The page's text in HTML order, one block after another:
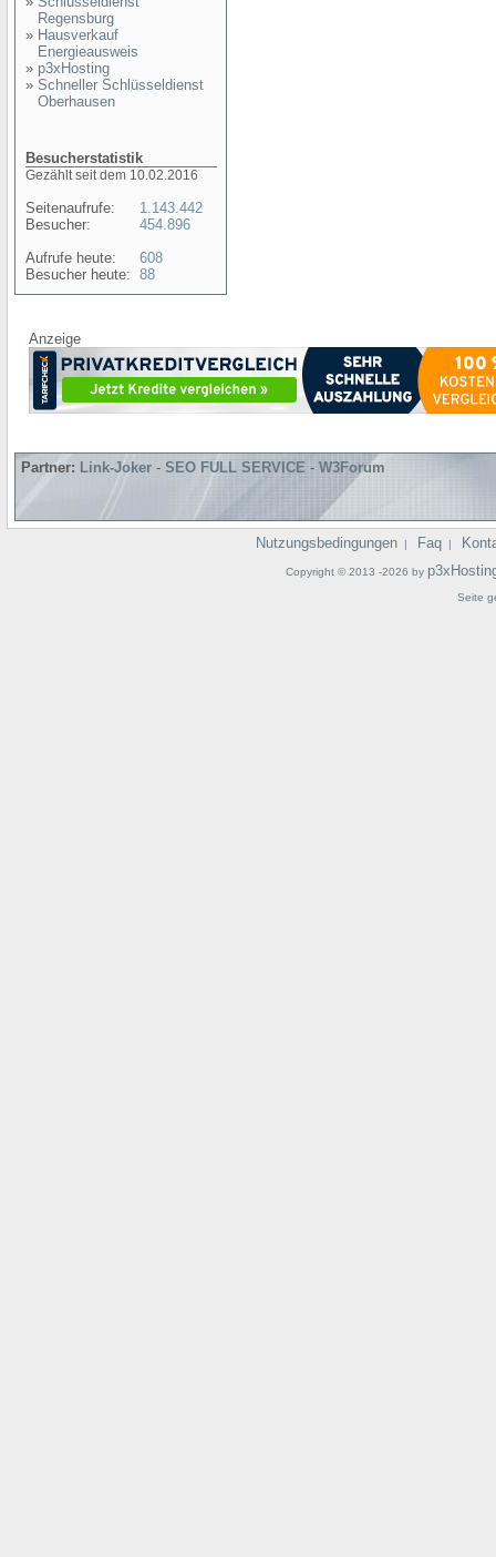
Regensburg
» Hausverkauf
Energieausweis
» p3xHosting
» Schneller Schlüsseldienst
Oberhausen
Besucherstatistik
Gezählt seit dem 10.02.2016
Seitenaufrufe:
Besucher:
Aufrufe heute:
Besucher heute:
1.143.442
454.896
608
88
Anzeige
Partner: Link-Joker - SEO FULL SERVICE - W3Forum
Nutzungsbedingungen | Faq |
Copyright © 2013 -2026 by
Seite